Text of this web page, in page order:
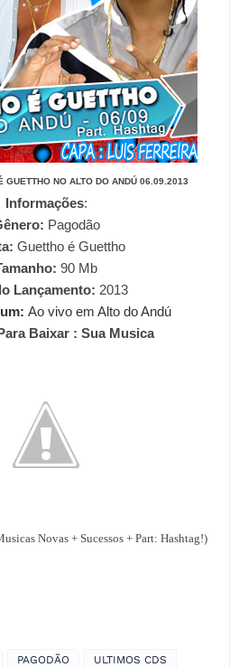
GUETTHO NO ALTO DO ANDÚ 06.09.2013
Informações:
Pagodão
Guettho é Guettho
90 Mb
Lançamento: 2013
Ao vivo em Alto do Andú
Baixar : Sua Musica
Novas + Sucessos + Part: Hashtag!)
PAGODÃO ULTIMOS CDS